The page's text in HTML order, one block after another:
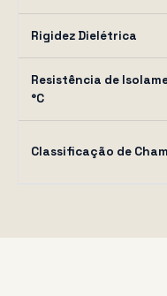
Rigidez Dielétrica
Resistência de
°C
Classificação de